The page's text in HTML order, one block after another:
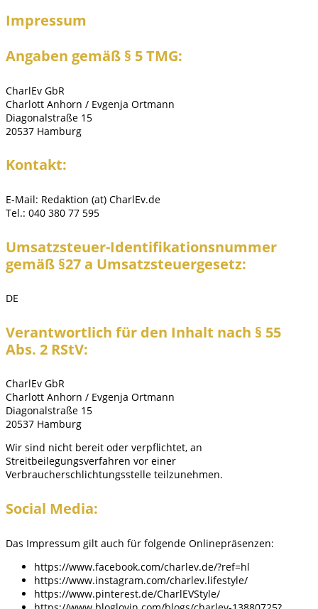
Impressum
Angaben gemäß § 5 TMG:
CharlEv GbR
Charlott Anhorn / Evgenja Ortmann
Diagonalstraße 15
20537 Hamburg
Kontakt:
E-Mail: Redaktion (at) CharlEv.de
Tel.: 040 380 77 595
Umsatzsteuer-Identifikationsnummer
gemäß §27 a Umsatzsteuergesetz:
DE
Verantwortlich für den Inhalt nach § 55
Abs. 2 RStV:
CharlEv GbR
Charlott Anhorn / Evgenja Ortmann
Diagonalstraße 15
20537 Hamburg
Wir sind nicht bereit oder verpflichtet, an
Streitbeilegungsverfahren vor einer
Verbraucherschlichtungsstelle teilzunehmen.
Social Media:
Das Impressum gilt auch für folgende Onlinepräsenzen:
https://www.facebook.com/charlev.de/?ref=hl
https://www.instagram.com/charlev.lifestyle/
https://www.pinterest.de/CharlEVStyle/